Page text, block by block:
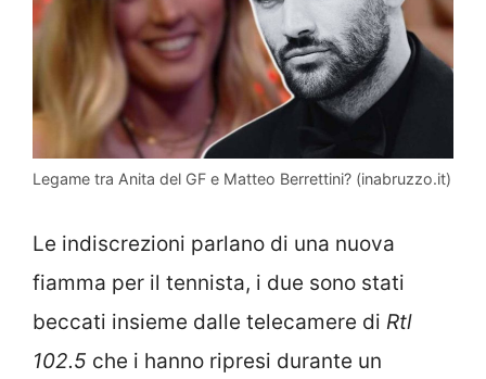
Legame tra Anita del GF e Matteo Berrettini? (inabruzzo.it)
Le indiscrezioni parlano di una nuova
fiamma per il tennista, i due sono stati
beccati insieme dalle telecamere di Rtl
102.5 che i hanno ripresi durante un